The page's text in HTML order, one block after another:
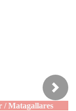
Next